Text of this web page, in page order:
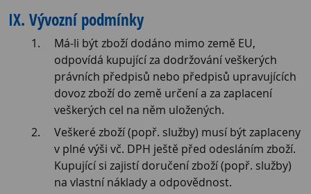
IX. Vývozní podmínky
Má-li být zboží dodáno mimo země EU,
odpovídá kupující za dodržování veškerých
právních předpisů nebo předpisů upravujících
dovoz zboží do země určení a za zaplacení
veškerých cel na něm uložených.
Veškeré zboží (popř. služby) musí být zaplaceny
v plné výši vč. DPH ještě před odesláním zboží.
Kupující si zajistí doručení zboží (popř. služby)
na vlastní náklady a odpovědnost.